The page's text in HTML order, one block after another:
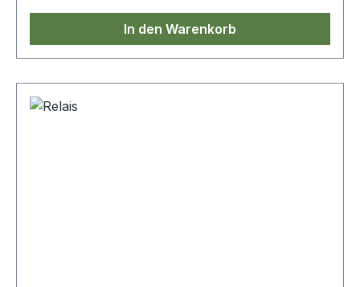
In den Warenkorb